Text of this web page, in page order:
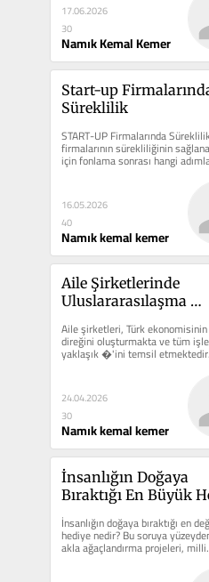
17.06.2026
30
Namık Kemal Kemer
Start-up
Süreklilik
START-UP Firmalarında
firmalarının sürekliliğinin
için fonlama sonrası hangi
izleneceğine dair…
16.05.2026
40
Namık kemal kemer
Aile Şirketlerinde
Uluslararasılaşma
Entegrasyon
Aile şirketleri, Türk
direğini oluşturmakta ve tüm
yaklaşık �'ini temsil
bu kuruluşlar...
24.04.2026
30
Namık kemal kemer
İnsanlığın Doğaya
Bıraktığı En Büyük
İnsanlığın doğaya bıraktığı en
hediye nedir? Bu soruya
akla ağaçlandırma projeleri,